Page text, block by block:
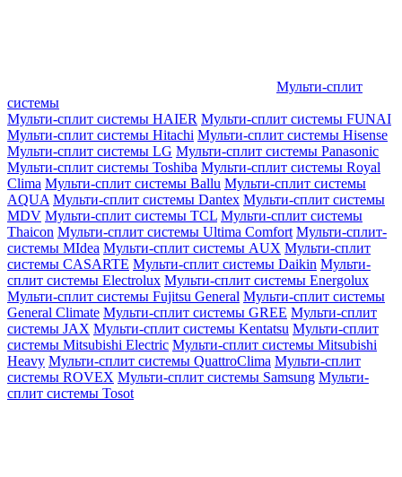
Мульти-сплит
системы
Мульти-сплит системы HAIER Мульти-сплит системы FUNAI
Мульти-сплит системы Hitachi Мульти-сплит системы Hisense
Мульти-сплит системы LG Мульти-сплит системы Panasonic
Мульти-сплит системы Toshiba Мульти-сплит системы Royal
Clima Мульти-сплит системы Ballu Мульти-сплит системы
AQUA Мульти-сплит системы Dantex Мульти-сплит системы
MDV Мульти-сплит системы TCL Мульти-сплит системы
Thaicon Мульти-сплит системы Ultima Comfort Мульти-сплит-
системы MIdea Мульти-сплит системы AUX Мульти-сплит
системы CASARTE Мульти-сплит системы Daikin Мульти-
сплит системы Electrolux Мульти-сплит системы Energolux
Мульти-сплит системы Fujitsu General Мульти-сплит системы
General Climate Мульти-сплит системы GREE Мульти-сплит
системы JAX Мульти-сплит системы Kentatsu Мульти-сплит
системы Mitsubishi Electric Мульти-сплит системы Mitsubishi
Heavy Мульти-сплит системы QuattroClima Мульти-сплит
системы ROVEX Мульти-сплит системы Samsung Мульти-
сплит системы Tosot